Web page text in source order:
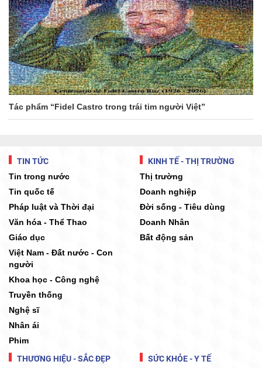
Tác phẩm “Fidel Castro trong trái tim người Việt”
TIN TỨC
Tin trong nước
Tin quốc tế
Pháp luật và Thời đại
Văn hóa - Thể Thao
Giáo dục
Việt Nam - Đất nước - Con
người
Khoa học - Công nghệ
Truyền thống
Nghệ sĩ
Nhân ái
Phim
KINH TẾ - THỊ TRƯỜNG
Thị trường
Doanh nghiệp
Đời sống - Tiêu dùng
Doanh Nhân
Bất động sản
THƯƠNG HIỆU - SẮC ĐẸP
SỨC KHỎE - Y TẾ